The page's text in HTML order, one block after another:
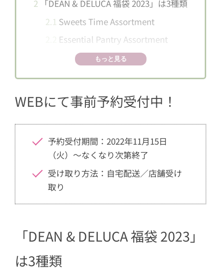
2 「DEAN & DELUCA 福袋 2023」は3種類
2.1 Sweets Time Assortment
Essential Pantry Assortment
Coffee Assortment
3一部マーケット店舗では年始に店頭販
もっと見る
WEBにて事前予約受付中！
予約受付期間：2022年11月15日
（火）～なくなり次第終了
受け取り方法：自宅配送／店舗受け
取り
「DEAN & DELUCA 福袋 2023」
は3種類